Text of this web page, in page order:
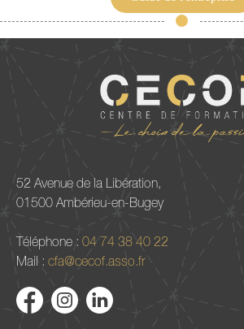
52 Avenue de la Libération,
01500 Ambérieu-en-Bugey
Téléphone : 04 74 38 40 22
Mail : cfa@cecof.asso.fr